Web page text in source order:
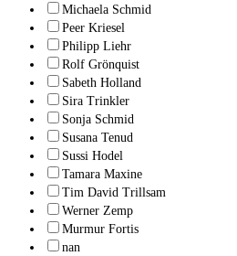
Michaela Schmid
Peer Kriesel
Philipp Liehr
Rolf Grönquist
Sabeth Holland
Sira Trinkler
Sonja Schmid
Susana Tenud
Sussi Hodel
Tamara Maxine
Tim David Trillsam
Werner Zemp
Murmur Fortis
nan